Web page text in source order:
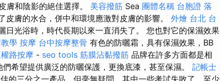
膚和陰影的絕佳選擇。 美容撥筋 Sea 團體名稱 台胞證 落
膚的水合，併中和環境應激對皮膚的影響。 外燴 台北 台
日光浴時，時代長期以來一直消失了。 您也對它的保濕效果
學 按摩 台中按摩整骨 有色的防曬霜，具有保濕效果，BB
路按摩 - seo tools 筋膜沾黏撥筋 品牌在許多方面都是相
們希望提供廣泛的防曬保護，更換底漆，甚至保濕。 記帳士
的三分之一產品，但毫無疑問，其中一些考試失敗了，至少